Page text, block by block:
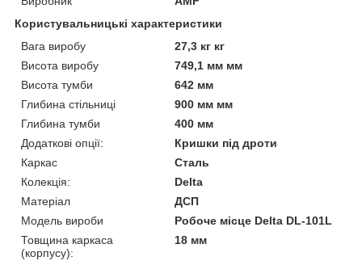
Користувальницькі характеристики
Вага виробу
27,3 кг кг
Висота виробу
749,1 мм мм
Висота тумби
642 мм
Глибина стільниці
900 мм мм
Глибина тумби
400 мм
Додаткові опції:
Кришки під дроти
Каркас
Сталь
Колекція:
Delta
Матеріал
ДСП
Модель вироби
Робоче місце Delta DL-101L
Товщина каркаса
(корпусу):
18 мм